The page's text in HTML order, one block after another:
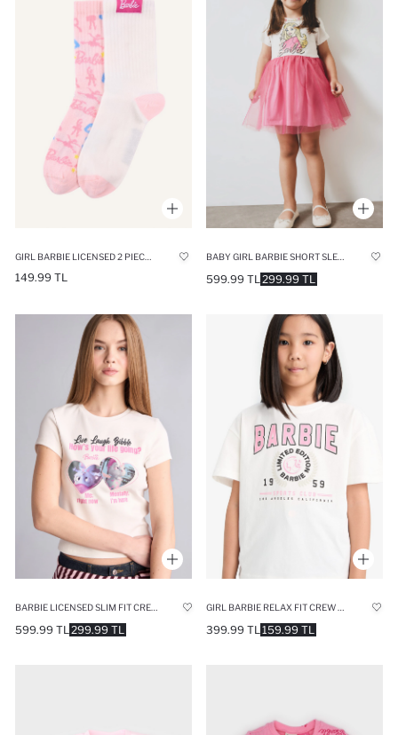
149.99 TL 299.99 TL
599.99 TL
BARBIE LICENSED SLIM FIT CREW NECK PRINTED RIBANA SHORT SLEEVE T-SHIRT
299.99 TL
599.99 TL
GIRL BARBIE RELAX FIT CREW NECK SHORT SLEEVE T-SHIRT
159.99 TL
399.99 TL